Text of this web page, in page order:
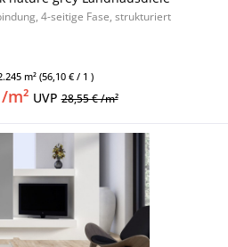
4-seitige Fase, strukturiert
m² (56,10 € / 1 )
m² UVP28,55 € /m²